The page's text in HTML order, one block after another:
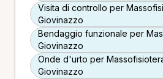
Visita di controllo per
Giovinazzo
Bendaggio funzionale per
Giovinazzo
Onde d'urto per
Giovinazzo